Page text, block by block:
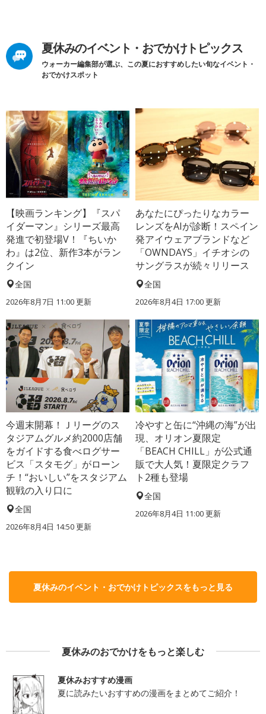
夏休みのイベント・おでかけトピックス
ウォーカー編集部が選ぶ、この夏におすすめしたい旬なイベント・
おでかけスポット
【映画ランキング】『スパ
イダーマン』シリーズ最高
発進で初登場V！『ちいか
わ』は2位、新作3本がラン
クイン
全国
2026年8月7日 11:00更新
あなたにぴったりなカラー
レンズをAIが診断！スペイン
発アイウェアブランドなど
「OWNDAYS」イチオシの
サングラスが続々リリース
全国
2026年8月4日 17:00更新
今週末開幕！Ｊリーグのス
タジアムグルメ約2000店舗
をガイドする食べログサー
ビス「スタモグ」がローン
チ！“おいしい”をスタジアム
観戦の入り口に
全国
2026年8月4日 14:50更新
冷やすと缶に“沖縄の海”が出
現、オリオン夏限定
「BEACH CHILL」が公式通
販で大人気！夏限定クラフ
ト2種も登場
全国
2026年8月4日 11:00更新
夏休みのイベント・おでかけトピックスをもっと見る
夏休みのおでかけをもっと楽しむ
夏休みおすすめ漫画
夏に読みたいおすすめの漫画をまとめてご紹介！